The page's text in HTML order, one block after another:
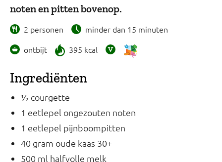
noten en pitten bovenop.
2 personen
minder dan 15 minuten
ontbijt
395 kcal
Ingrediënten
½ courgette
1 eetlepel ongezouten noten
1 eetlepel pijnboompitten
40 gram oude kaas 30+
500 ml halfvolle melk